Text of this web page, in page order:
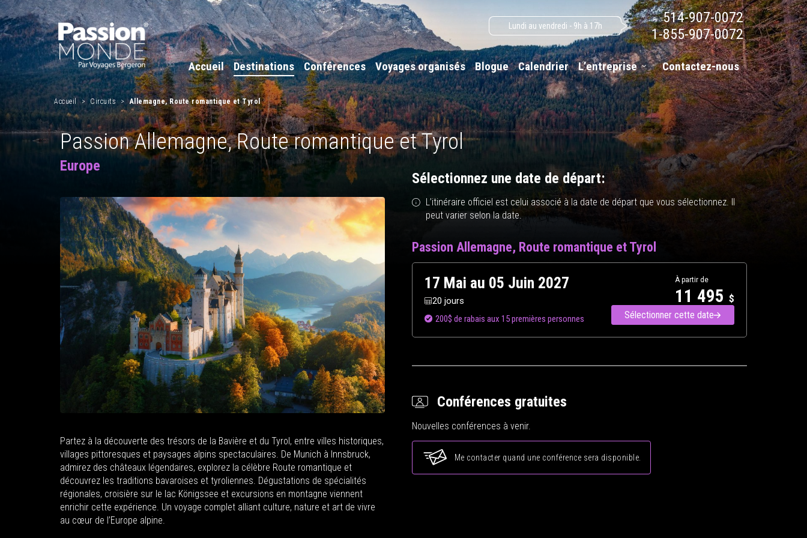
Lundi au vendredi - 9h à 17h
514-907-0072
1-855-907-0072
Accueil Destinations Conférences Voyages organisés Blogue Calendrier L’entreprise Contactez-nous
Accueil Circuits Allemagne, Route romantique et Tyrol
Passion Allemagne, Route romantique et Tyrol
Europe
Partez à la découverte des trésors de la Bavière et du Tyrol, entre villes historiques,
villages pittoresques et paysages alpins spectaculaires. De Munich à Innsbruck,
admirez des châteaux légendaires, explorez la célèbre Route romantique et
découvrez les traditions bavaroises et tyroliennes. Dégustations de spécialités
régionales, croisière sur le lac Königssee et excursions en montagne viennent
enrichir cette expérience. Un voyage complet alliant culture, nature et art de vivre
au cœur de l’Europe alpine.
Sélectionnez une date de départ:
L’itinéraire officiel est celui associé à la date de départ que vous sélectionnez. Il
peut varier selon la date.
Passion Allemagne, Route romantique et Tyrol
17 Mai au 05 Juin 2027
20 jours
200$ de rabais aux 15 premières personnes
À partir de
11 495 $
Sélectionner cette date
Conférences gratuites
Nouvelles conférences à venir.
Me contacter quand une conférence sera disponible.